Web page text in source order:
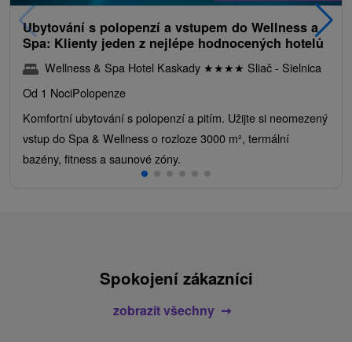
Ubytování s polopenzí a vstupem do Wellness a
Spa: Klienty jeden z nejlépe hodnocených hotelů
Wellness & Spa Hotel Kaskady ★★★★ Sliač - Sielnica
Od 1 NociPolopenze
Komfortní ubytování s polopenzí a pitím. Užijte si neomezený
vstup do Spa & Wellness o rozloze 3000 m², termální
bazény, fitness a saunové zóny.
Spokojení zákazníci
zobrazit všechny